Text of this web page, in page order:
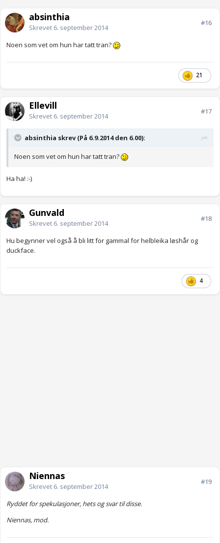
absinthia
Skrevet 6. september 2014
#16
Noen som vet om hun har tatt tran?
21
Ellevill
Skrevet 6. september 2014
#17
absinthia skrev (På 6.9.2014 den 6.00):
Noen som vet om hun har tatt tran?
Ha ha! :-)
Gunvald
Skrevet 6. september 2014
#18
Hu begynner vel også å bli litt for gammal for helbleika løshår og
duckface.
4
Niennas
Skrevet 6. september 2014
#19
Ryddet for spekulasjoner, hets og svar til disse.
Niennas, mod.